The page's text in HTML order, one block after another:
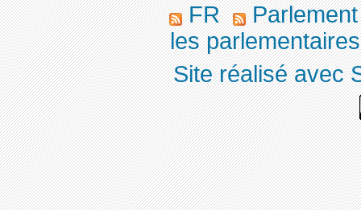
FR
les
Site réalisé avec